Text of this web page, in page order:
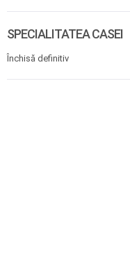
SPECIALITATEA CASEI
Închisă definitiv